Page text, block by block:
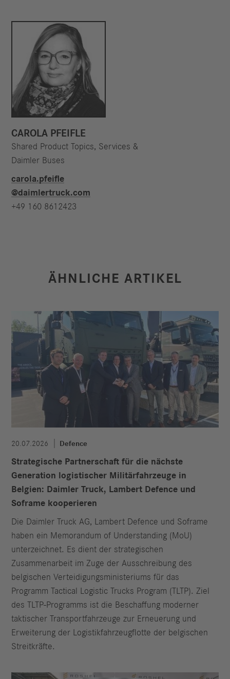
CAROLA PFEIFLE
Shared Product Topics, Services &
Daimler Buses
carola.pfeifle​
@daimlertruck.com
+49 160 8612423
ÄHNLICHE ARTIKEL
20.07.2026 Defence
Strategische Partnerschaft für die nächste
Generation logistischer Militärfahrzeuge in
Belgien: Daimler Truck, Lambert Defence und
Soframe kooperieren
Die Daimler Truck AG, Lambert Defence und Soframe
haben ein Memorandum of Understanding (MoU)
unterzeichnet. Es dient der strategischen
Zusammenarbeit im Zuge der Ausschreibung des
belgischen Verteidigungsministeriums für das
Programm Tactical Logistic Trucks Program (TLTP). Ziel
des TLTP-Programms ist die Beschaffung moderner
taktischer Transportfahrzeuge zur Erneuerung und
Erweiterung der Logistikfahrzeugflotte der belgischen
Streitkräfte.